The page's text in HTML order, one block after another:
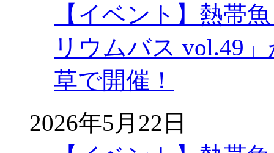
【イベント】熱帯
リウムバス vol.49
草で開催！
2026年5月22日